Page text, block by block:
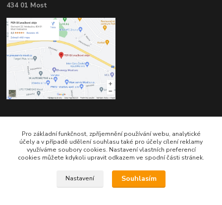
434 01 Most
Kontakty
Pro základní funkčnost, zpříjemnění používání webu, analytické
účely a v případě udělení souhlasu také pro účely cílení reklamy
využíváme soubory cookies. Nastavení vlastních preferencí
cookies můžete kdykoli upravit odkazem ve spodní části stránek.
Nastavení Souhlasím